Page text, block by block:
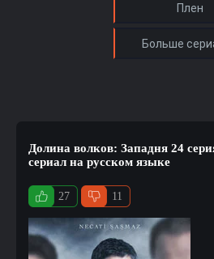
Долина волков: Западня 24
сериал на русском языке
27 11